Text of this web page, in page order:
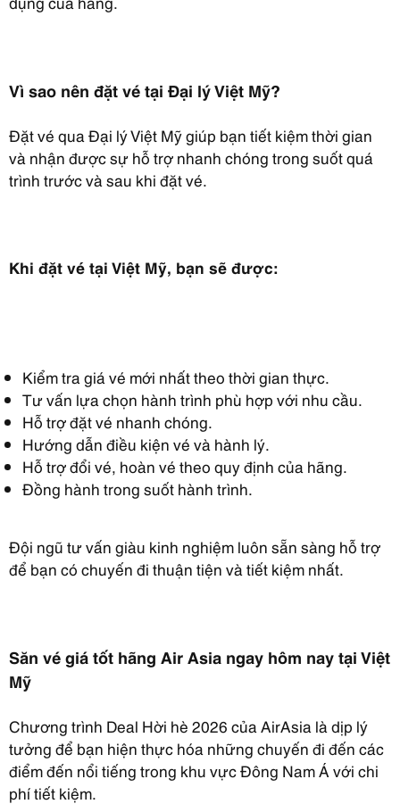
Vì sao nên đặt vé tại Đại lý Việt Mỹ?
Đặt vé qua Đại lý Việt Mỹ giúp bạn tiết kiệm thời gian
và nhận được sự hỗ trợ nhanh chóng trong suốt quá
trình trước và sau khi đặt vé.
Khi đặt vé tại Việt Mỹ, bạn sẽ được:
Kiểm tra giá vé mới nhất theo thời gian thực.
Tư vấn lựa chọn hành trình phù hợp với nhu cầu.
Hỗ trợ đặt vé nhanh chóng.
Hướng dẫn điều kiện vé và hành lý.
Hỗ trợ đổi vé, hoàn vé theo quy định của hãng.
Đồng hành trong suốt hành trình.
Đội ngũ tư vấn giàu kinh nghiệm luôn sẵn sàng hỗ trợ
để bạn có chuyến đi thuận tiện và tiết kiệm nhất.
Săn vé giá tốt hãng Air Asia ngay hôm nay tại Việt
Mỹ
Chương trình Deal Hời hè 2026 của AirAsia là dịp lý
tưởng để bạn hiện thực hóa những chuyến đi đến các
điểm đến nổi tiếng trong khu vực Đông Nam Á với chi
phí tiết kiệm.